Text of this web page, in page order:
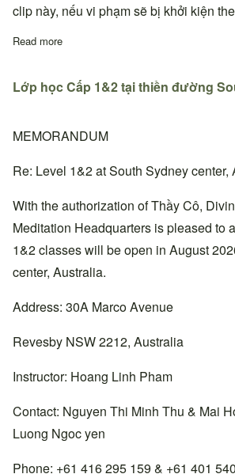
clip này, nếu vi phạm sẽ bị khởi kiện
Read more
Lớp học Cấp 1&2 tại thiền đường
MEMORANDUM
Re: Level 1&2 at South Sydney center,
With the authorization of Thầy Cô,
Meditation Headquarters is pleased to
1&2 classes will be open in August
center, Australia.
Address: 30A Marco Avenue
Revesby NSW 2212, Australia
Instructor: Hoang Linh Pham
Contact: Nguyen Thi Minh Thu & Mai
Luong Ngoc yen
Phone: +61 416 295 159 & +61 401